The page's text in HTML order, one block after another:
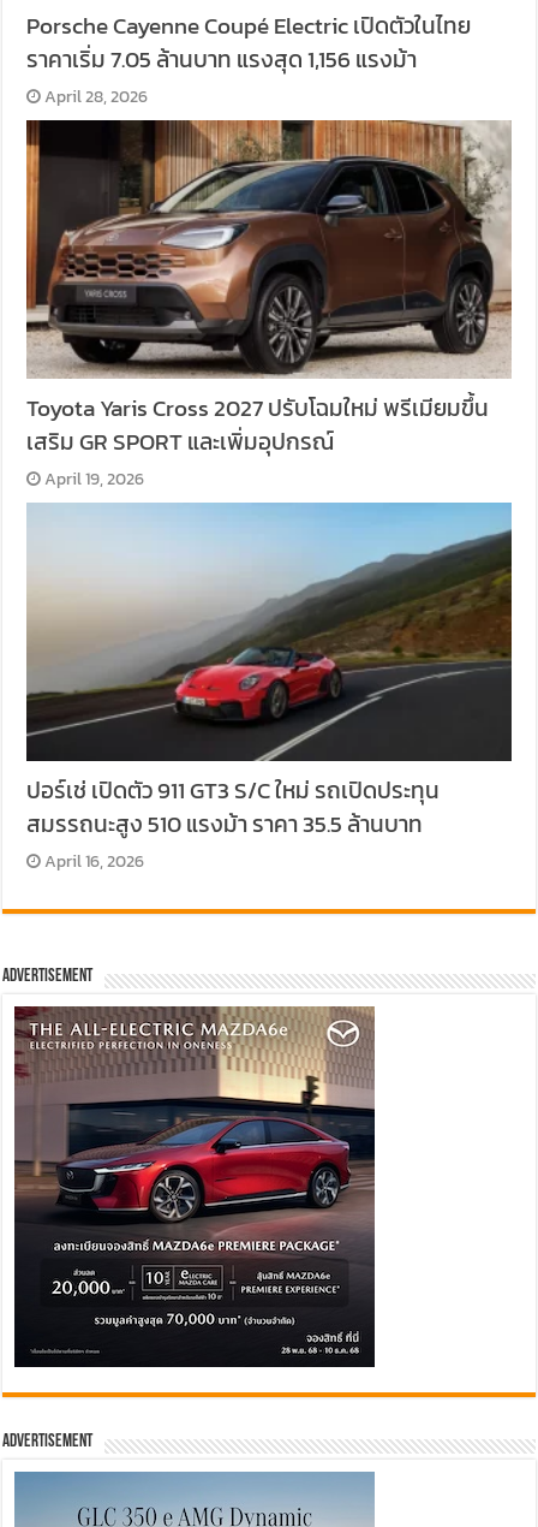
Porsche Cayenne Coupé Electric เปิดตัวในไทย
ราคาเริ่ม 7.05 ล้านบาท แรงสุด 1,156 แรงม้า
April 28, 2026
Toyota Yaris Cross 2027 ปรับโฉมใหม่ พรีเมียมขึ้น
เสริม GR SPORT และเพิ่มอุปกรณ์
April 19, 2026
ปอร์เช่ เปิดตัว 911 GT3 S/C ใหม่ รถเปิดประทุน
สมรรถนะสูง 510 แรงม้า ราคา 35.5 ล้านบาท
April 16, 2026
Advertisement
Advertisement